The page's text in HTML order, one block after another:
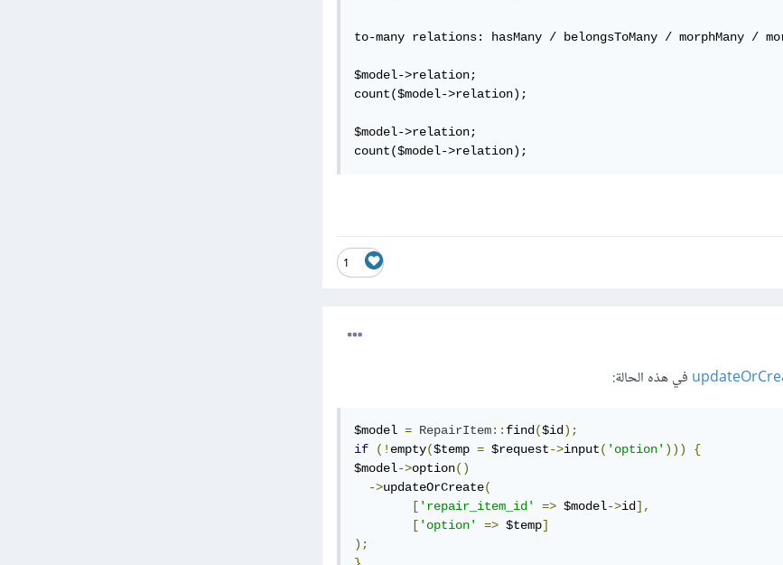
to-many relations: hasMany / belongsToMany / morphMany /
$model->relation;
count($model->relation);
$model->relation;
count($model->relation);
1
في هذه الحالة:
$model = RepairItem:: find ($id );
if
(! empty($temp = $request->input( 'option' )))
{
$model->option()
->updateOrCreate(
[ 'repair_item_id' => $model->id],
[ 'option' => $temp]
);